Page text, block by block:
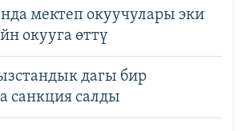
мектеп окуучулары эки
окууга өттү
дагы бир
санкция салды